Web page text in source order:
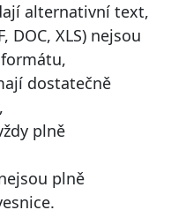
alternativní text,
DOC, XLS) nejsou
dostatečně
plně
plně